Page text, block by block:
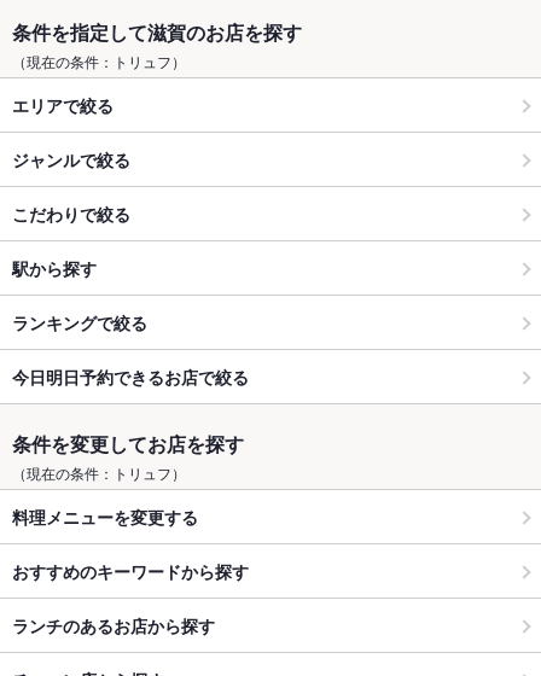
条件を指定して滋賀のお店を探す
（現在の条件：トリュフ）
エリアで絞る
ジャンルで絞る
こだわりで絞る
駅から探す
ランキングで絞る
今日明日予約できるお店で絞る
条件を変更してお店を探す
（現在の条件：トリュフ）
料理メニューを変更する
おすすめのキーワードから探す
ランチのあるお店から探す